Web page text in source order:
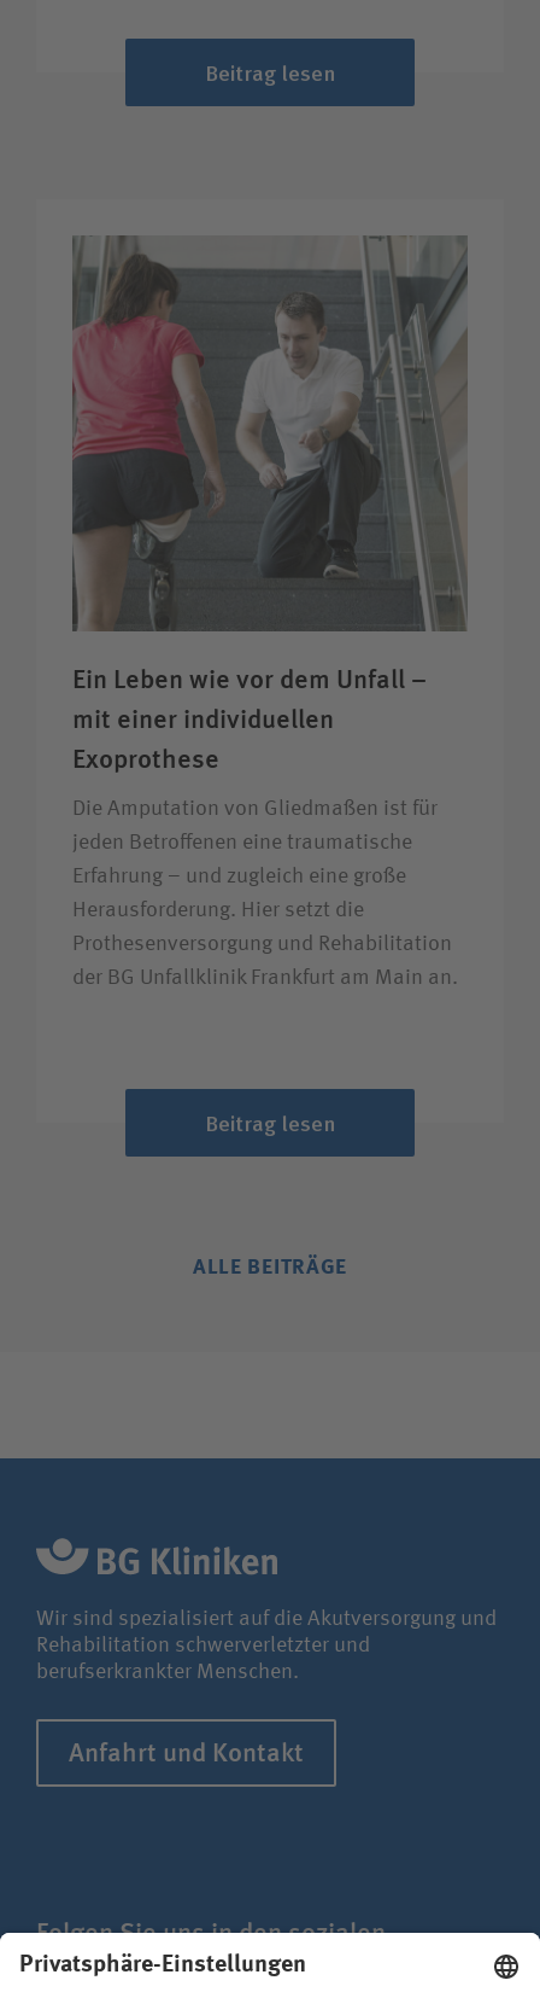
Beitrag lesen
Ein Leben wie vor dem Unfall –
mit einer individuellen
Exoprothese
Die Amputation von Gliedmaßen ist für
jeden Betroffenen eine traumatische
Erfahrung – und zugleich eine große
Heraus­forderung. Hier setzt die
Prothesen­versorgung und Rehabilitation
der BG Unfallklinik Frankfurt am Main an.
Beitrag lesen
ALLE BEITRÄGE
Wir sind spezialisiert auf die Akutversorgung und
Rehabilitation schwerverletzter und
berufserkrankter Menschen.
Anfahrt und Kontakt
Folgen Sie uns in den sozialen
Netzwerken